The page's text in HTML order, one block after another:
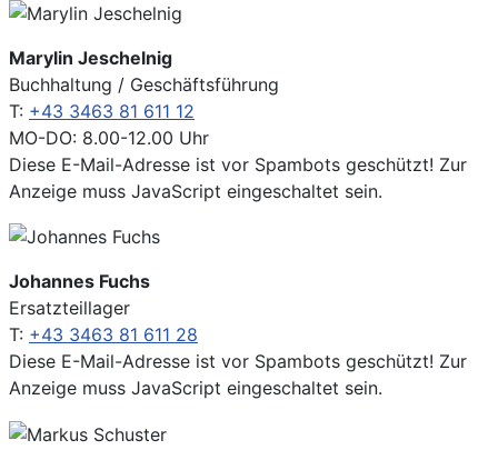
Marylin Jeschelnig
Buchhaltung / Geschäftsführung
T: +43 3463 81 611 12
MO-DO: 8.00-12.00 Uhr
Diese E-Mail-Adresse ist vor Spambots geschützt! Zur
Anzeige muss JavaScript eingeschaltet sein.
Johannes Fuchs
Ersatzteillager
T: +43 3463 81 611 28
Diese E-Mail-Adresse ist vor Spambots geschützt! Zur
Anzeige muss JavaScript eingeschaltet sein.